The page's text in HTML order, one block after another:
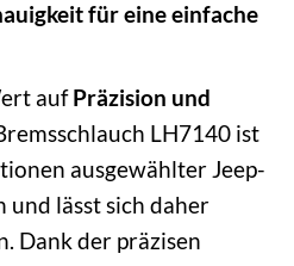
für eine einfache
aufPräzision und
LH7140 ist
ausgewählter Jeep-
und lässt sich daher
Dank der präzisen